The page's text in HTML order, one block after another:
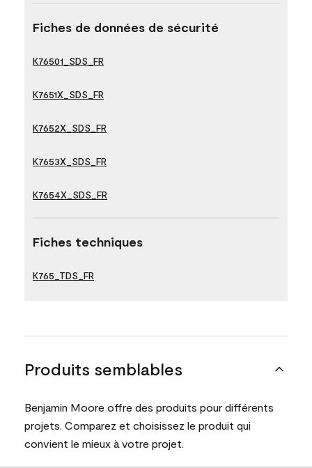
Fiches de données de sécurité
K76501_SDS_FR
K7651X_SDS_FR
K7652X_SDS_FR
K7653X_SDS_FR
K7654X_SDS_FR
Fiches techniques
K765_TDS_FR
Produits semblables
Benjamin Moore offre des produits pour différents
projets. Comparez et choisissez le produit qui
convient le mieux à votre projet.